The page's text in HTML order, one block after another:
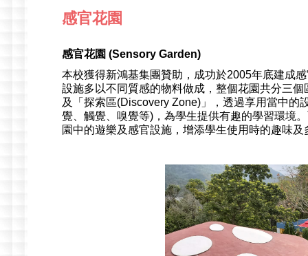
感官花園
感官花園 (Sensory Garden)
本校獲得新鴻基集團贊助，成功於2005年底建成
設施多以不同質感的物料做成，整個花園共分三
及「探索區(Discovery Zone)」，透過享用當中的
覺、觸覺、嗅覺等)，為學生提供有趣的學習環境
園中的遊樂及感官設施，增添學生使用時的趣味及